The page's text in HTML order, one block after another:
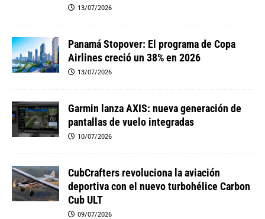
13/07/2026
Panamá Stopover: El programa de Copa
Airlines creció un 38% en 2026
13/07/2026
Garmin lanza AXIS: nueva generación de
pantallas de vuelo integradas
10/07/2026
CubCrafters revoluciona la aviación
deportiva con el nuevo turbohélice Carbon
Cub ULT
09/07/2026